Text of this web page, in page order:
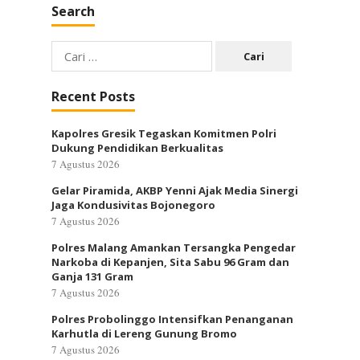
Search
Cari
untuk:
Recent Posts
Kapolres Gresik Tegaskan Komitmen Polri
Dukung Pendidikan Berkualitas
7 Agustus 2026
Gelar Piramida, AKBP Yenni Ajak Media Sinergi
Jaga Kondusivitas Bojonegoro
7 Agustus 2026
Polres Malang Amankan Tersangka Pengedar
Narkoba di Kepanjen, Sita Sabu 96 Gram dan
Ganja 131 Gram
7 Agustus 2026
Polres Probolinggo Intensifkan Penanganan
Karhutla di Lereng Gunung Bromo
7 Agustus 2026